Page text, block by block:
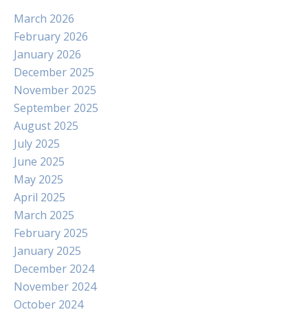
March 2026
February 2026
January 2026
December 2025
November 2025
September 2025
August 2025
July 2025
June 2025
May 2025
April 2025
March 2025
February 2025
January 2025
December 2024
November 2024
October 2024